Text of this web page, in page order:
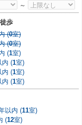
～
歩
(0室)
(0室)
(1室)
内 (1室)
内 (1室)
内 (1室)
以内 (11室)
(12室)